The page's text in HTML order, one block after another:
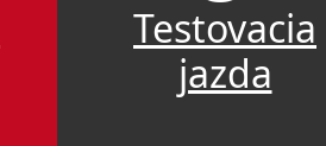
Testovacia
jazda